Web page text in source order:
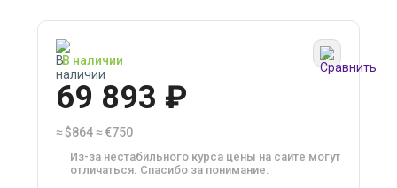
В наличии
69 893 ₽
≈$864≈ €750
Из-за нестабильного курса цены на сайте могут
отличаться. Спасибо за понимание.